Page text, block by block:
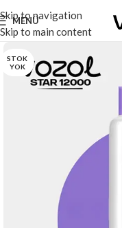
Skip to navigation
Skip to main content
MENÜ
STOK
YOK